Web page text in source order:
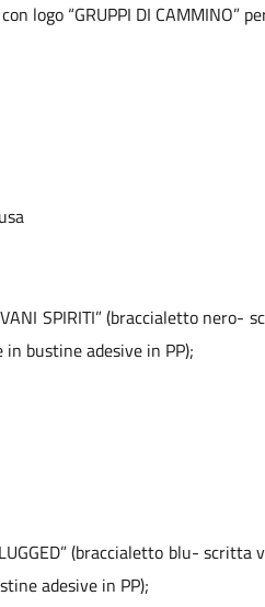
logo “GRUPPI DI CAMMINO”
SPIRITI” (braccialetto
bustine adesive in PP);
(braccialetto blu-
adesive in PP);